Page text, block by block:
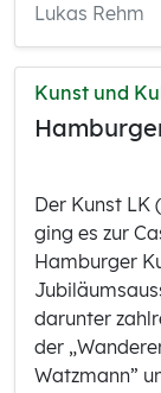
Lukas Rehm
Kunst und
Der Kunst LK
ging es zur
Hamburger
darunter
der
Watzmann”